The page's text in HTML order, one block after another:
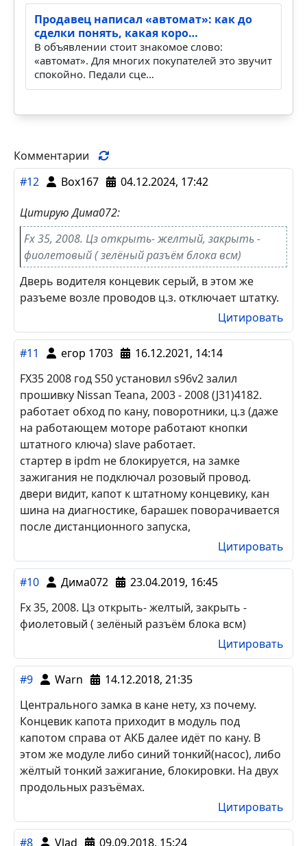
Продавец написал «автомат»: как до
сделки понять, какая коро…
В объявлении стоит знакомое слово:
спокойно. Педали сце…
Комментарии
Цитирую Дима072:
Fx 35, 2008. Цз открыть- желтый, закрыть -
фиолетовый ( зелёный разъём блока всм)
Дверь водителя концевик серый, в этом же
разъеме возле проводов ц.з. отключает штатку.
Цитировать
#11 егор 1703
16.12.2021, 14:14
FX35 2008 год S50 установил s96v2 залил
прошивку Nissan Teana, 2003 - 2008 (J31)4182.
работает обход по кану, поворотники, ц.з (даже
на работающем моторе работают кнопки
штатного ключа) slave работает.
стартер в ipdm не блокируется, на замке
зажигания не подключал розовый провод.
двери видит, капот к штатному концевику, кан
шина на диагностике, барашек поворачивается
после дистанционного запуска,
#10 Дима072
23.04.2019, 16:45
Fx 35, 2008. Цз открыть- желтый, закрыть -
фиолетовый ( зелёный разъём блока всм)
#9 Warn
14.12.2018, 21:35